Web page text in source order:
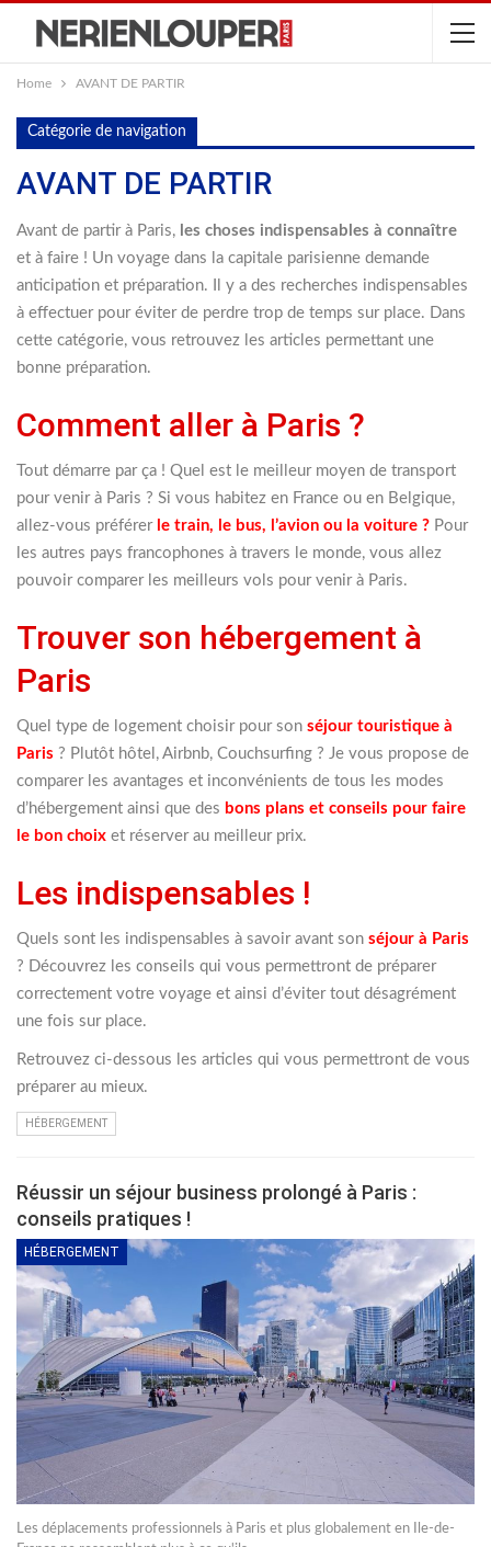
Home AVANT DE PARTIR
Catégorie de navigation
AVANT DE PARTIR
Avant de partir à Paris, les choses indispensables à connaître
et à faire ! Un voyage dans la capitale parisienne demande
anticipation et préparation. Il y a des recherches indispensables
à effectuer pour éviter de perdre trop de temps sur place. Dans
cette catégorie, vous retrouvez les articles permettant une
bonne préparation.
Comment aller à Paris ?
Tout démarre par ça ! Quel est le meilleur moyen de transport
pour venir à Paris ? Si vous habitez en France ou en Belgique,
allez-vous préférer le train, le bus, l’avion ou la voiture ? Pour
les autres pays francophones à travers le monde, vous allez
pouvoir comparer les meilleurs vols pour venir à Paris.
Trouver son hébergement à
Paris
Quel type de logement choisir pour son séjour touristique à
Paris ? Plutôt hôtel, Airbnb, Couchsurfing ? Je vous propose de
comparer les avantages et inconvénients de tous les modes
d’hébergement ainsi que des bons plans et conseils pour faire
le bon choix et réserver au meilleur prix.
Les indispensables !
Quels sont les indispensables à savoir avant son séjour à Paris
? Découvrez les conseils qui vous permettront de préparer
correctement votre voyage et ainsi d’éviter tout désagrément
une fois sur place.
Retrouvez ci-dessous les articles qui vous permettront de vous
préparer au mieux.
HÉBERGEMENT
Réussir un séjour business prolongé à Paris :
conseils pratiques !
HÉBERGEMENT
Les déplacements professionnels à Paris et plus globalement en Ile-de-